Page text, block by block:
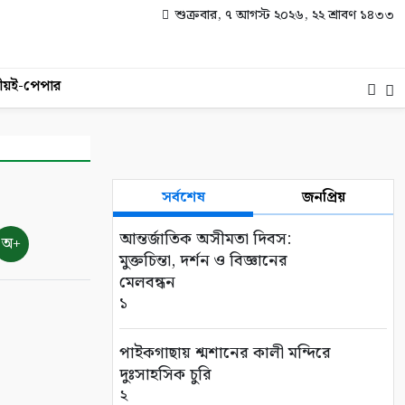
শুক্রবার, ৭ আগস্ট ২০২৬, ২২ শ্রাবণ ১৪৩৩
ই-পেপার
অ+
সর্বশেষ জনপ্রিয়
আন্তর্জাতিক অসীমতা দিবস:
মুক্তচিন্তা, দর্শন ও বিজ্ঞানের
মেলবন্ধন
১
পাইকগাছায় শ্মশানের কালী মন্দিরে
দুঃসাহসিক চুরি
২